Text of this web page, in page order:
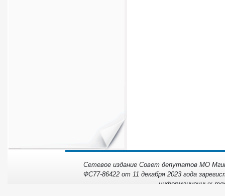
Сетевое издание Совет депутатов МО
ФС77-86422 от 11 декабря 2023 года
информационных